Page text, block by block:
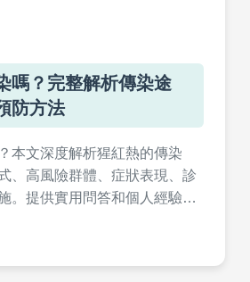
嗎？完整解析傳染途
防方法
本文深度解析猩紅熱的傳染
、高風險群體、症狀表現、診
。提供實用問答和個人經驗分
醫學知識，實用性強，解決所